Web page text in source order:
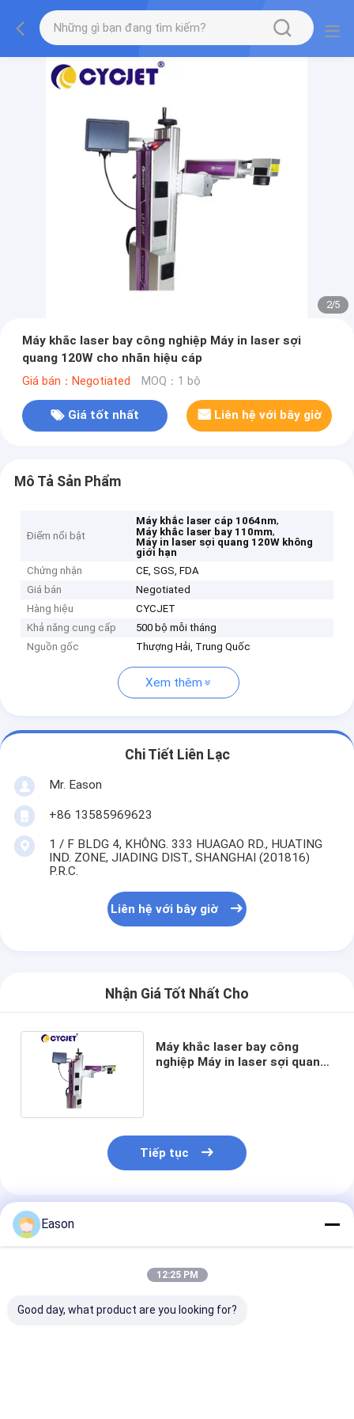
2/5
Máy khắc laser bay công nghiệp Máy in laser sợi
quang 120W cho nhãn hiệu cáp
Giá bán：Negotiated MOQ：1 bộ
Giá tốt nhất Liên hệ với bây giờ
Mô Tả Sản Phẩm
Điểm nổi bật
Máy khắc laser cáp 1064nm,
Máy khắc laser bay 110mm,
Máy in laser sợi quang 120W không
giới hạn
Chứng nhận
CE, SGS, FDA
Giá bán
Negotiated
Hàng hiệu
CYCJET
Khả năng cung cấp
500 bộ mỗi tháng
Nguồn gốc
Thượng Hải, Trung Quốc
Xem thêm
Chi Tiết Liên Lạc
Mr. Eason
+86 13585969623
1 / F BLDG 4, KHÔNG. 333 HUAGAO RD., HUATING
IND. ZONE, JIADING DIST., SHANGHAI (201816)
P.R.C.
Liên hệ với bây giờ
Nhận Giá Tốt Nhất Cho
Máy khắc laser bay công
nghiệp Máy in laser sợi quang
Tiếp tục
Sản Phẩm Khuyến Cáo
Eason
12:25 PM
Good day, what product are you looking for?